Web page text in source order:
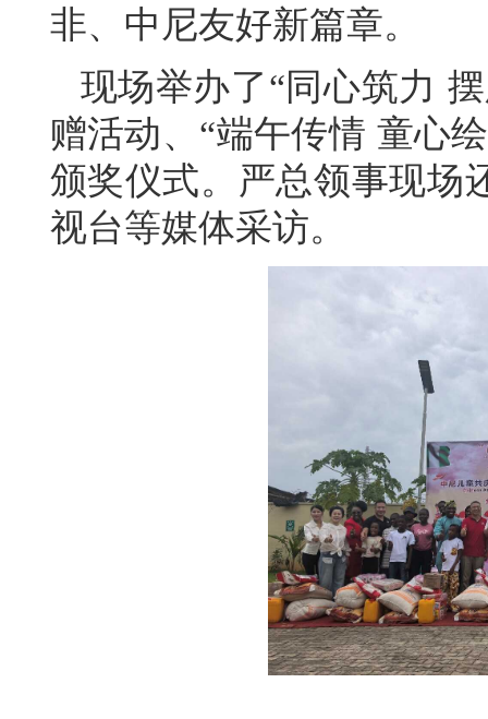
非、中尼友好新篇章。
现场举办了“同心筑力
赠活动、“端午传情 童心
颁奖仪式。严总领事现场
视台等媒体采访。